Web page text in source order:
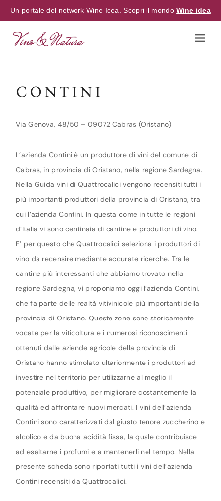
Un portale del network Wine Idea. Scopri il mondoWine idea
CONTINI
Via Genova, 48/50 – 09072 Cabras (Oristano)
L’azienda Contini è un produttore di vini del comune di
Cabras, in provincia di Oristano, nella regione Sardegna.
Nella Guida vini di Quattrocalici vengono recensiti tutti i
più importanti produttori della provincia di Oristano, tra
cui l’azienda Contini. In questa come in tutte le regioni
d’Italia vi sono centinaia di cantine e produttori di vino.
E’ per questo che Quattrocalici seleziona i produttori di
vino da recensire mediante accurate ricerche. Tra le
cantine più interessanti che abbiamo trovato nella
regione Sardegna, vi proponiamo oggi l’azienda Contini,
che fa parte delle realtà vitivinicole più importanti della
provincia di Oristano. Queste zone sono storicamente
vocate per la viticoltura e i numerosi riconoscimenti
ottenuti dalle aziende agricole della provincia di
Oristano hanno stimolato ulteriormente i produttori ad
investire nel territorio per utilizzarne al meglio il
potenziale produttivo, per migliorare costantemente la
qualità ed affrontare nuovi mercati. I vini dell’azienda
Contini sono caratterizzati dal giusto tenore zuccherino e
alcolico e da buona acidità fissa, la quale contribuisce
ad esaltarne i profumi e a mantenerli nel tempo. Nella
presente scheda sono riportati tutti i vini dell’azienda
Contini recensiti da Quattrocalici.